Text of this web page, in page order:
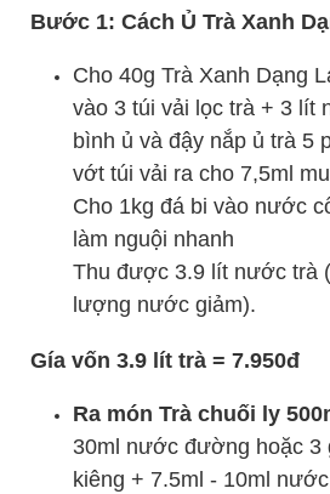
Bước 1: Cách Ủ Trà Xanh
Cho 40g Trà Xanh Dạng
vào 3 túi vải lọc trà + 3 lít
bình ủ và đậy nắp ủ trà 5
vớt túi vải ra cho 7,5ml
Cho 1kg đá bi vào nước
làm nguội nhanh
Thu được 3.9 lít nước trà
lượng nước giảm).
Gía vốn 3.9 lít trà = 7.950đ
Ra món Trà chuối ly
30ml nước đường hoặc 3
kiêng + 7.5ml - 10ml